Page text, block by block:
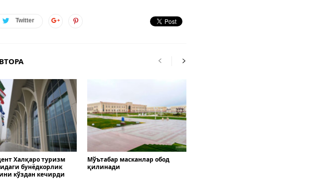
Twitter
Халқаро туризм
бунёдкорлик
кўздан кечирди
Мўътабар масканлар обод
қилинади